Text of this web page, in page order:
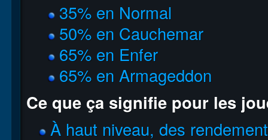
35% en Normal
50% en Cauchemar
65% en Enfer
65% en Armageddon
Ce que ça signifie pour les
À haut niveau, des